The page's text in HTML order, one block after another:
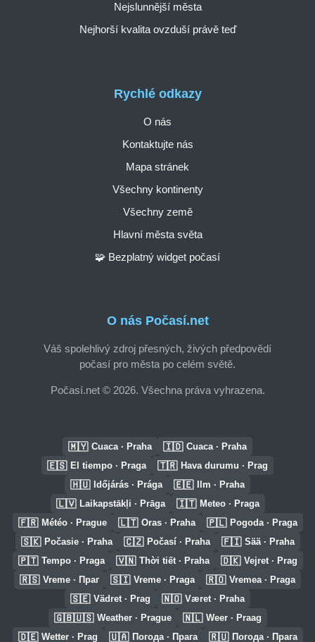
O nás Počasí.net
Váš spolehlivý zdroj přesných, živých předpovědí
počasí pro města po celém světě.
Počasí.net © 2026. Všechna práva vyhrazena.
Rychlé odkazy
O nás
Kontaktujte nás
Mapa stránek
Všechny kontinenty
Všechny země
Hlavní města světa
🧩 Bezplatný widget počasí
Nejslunnější města
Nejhorší kvalita ovzduší právě teď
🇲🇾 Cuaca · Praha 🇮🇩 Cuaca · Praha
🇪🇸 El tiempo · Praga 🇹🇷 Hava durumu · Prag
🇭🇺 Időjárás · Prága 🇪🇪 Ilm · Praha
🇱🇻 Laikapstākļi · Prāga 🇮🇹 Meteo · Praga
🇫🇷 Météo · Prague 🇱🇹 Oras · Praha 🇵🇱 Pogoda · Praga
🇸🇰 Počasie · Praha 🇨🇿 Počasí · Praha 🇫🇮 Sää · Praha
🇵🇹 Tempo · Praga 🇻🇳 Thời tiết · Praha 🇩🇰 Vejret · Prag
🇷🇸 Vreme · Праг 🇸🇮 Vreme · Praga 🇷🇴 Vremea · Praga
🇸🇪 Vädret · Prag 🇳🇴 Været · Praha
🇬🇧🇺🇸 Weather · Prague 🇳🇱 Weer · Praag
🇩🇪 Wetter · Prag 🇺🇦 Погода · Прага 🇷🇺 Погода · Прага